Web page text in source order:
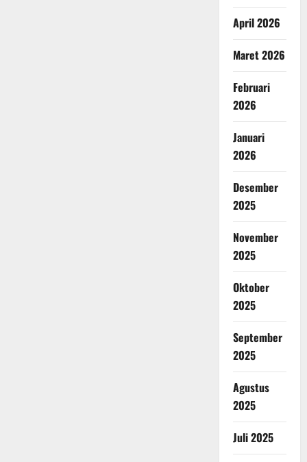
April 2026
Maret 2026
Februari
2026
Januari
2026
Desember
2025
November
2025
Oktober
2025
September
2025
Agustus
2025
Juli 2025